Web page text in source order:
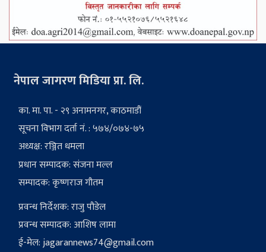
नेपाल जागरण मिडिया प्रा. लि.
का. मा. पा. - २९ अनामनगर, काठमाडौं
सूचना विभाग दर्ता नं. : ५७४/०७४-७५
अध्यक्ष: रञ्जित धमला
प्रधान सम्पादक: संजना मल्ल
सम्पादक: कृष्णराज गौतम
प्रवन्ध निर्देशक: राजु पौडेल
प्रवन्ध सम्पादक: आशिष लामा
ई-मेल:jagarannews74@gmail.com